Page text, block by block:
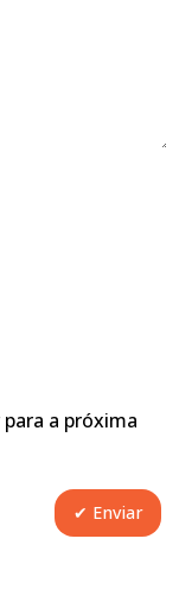
a próxima